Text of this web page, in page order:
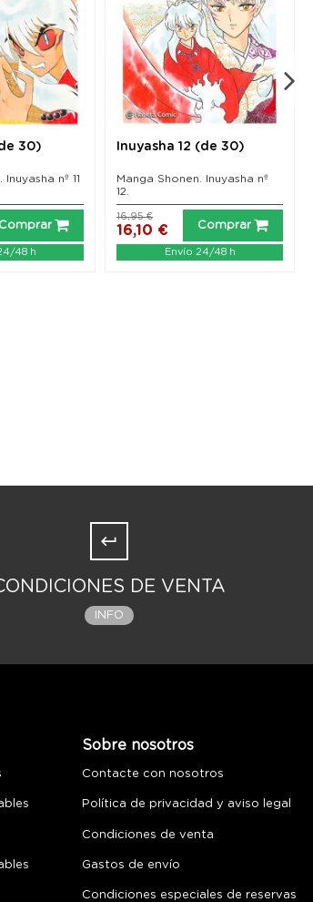
30)
nº 11
Comprar
48 h
Inuyasha 12 (de 30)
Manga Shonen. Inuyasha nº
12.
16,10 €
16,95 €
Comprar
Envío 24/48 h
DE VENTA
INFO
Sobre nosotros
Contacte con nosotros
Política de privacidad y aviso legal
Condiciones de venta
Gastos de envío
Condiciones especiales de reservas